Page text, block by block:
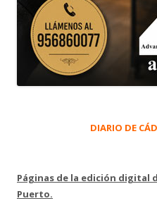
DIARIO DE
Páginas de la edición digital
Puerto.